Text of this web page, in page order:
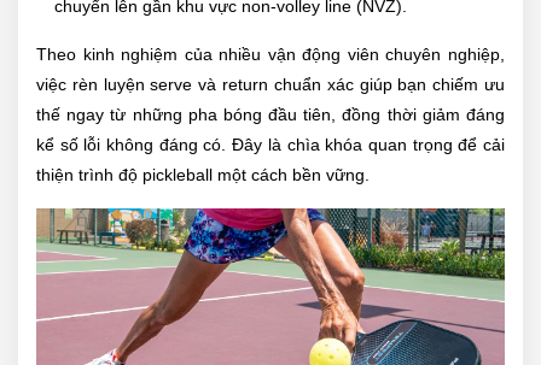
chuyển lên gần khu vực non-volley line (NVZ).
Theo kinh nghiệm của nhiều vận động viên chuyên nghiệp,
việc rèn luyện serve và return chuẩn xác giúp bạn chiếm ưu
thế ngay từ những pha bóng đầu tiên, đồng thời giảm đáng
kể số lỗi không đáng có. Đây là chìa khóa quan trọng để cải
thiện trình độ pickleball một cách bền vững.